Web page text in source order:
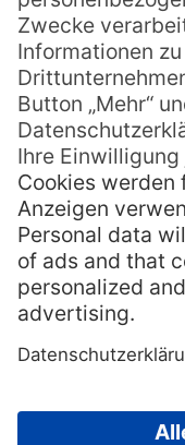
Je nach
schon während
diverse Stunts
Flugerlebnis
eine Stunde
und Infos
» Gold
Coast